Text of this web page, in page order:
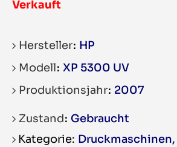
Verkauft
Hersteller HP
Modell XP 5300 UV
Produktionsjahr 2007
Zustand Gebraucht
Druckmaschinen